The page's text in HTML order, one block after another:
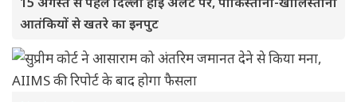
आतंकियों से खतरे का इनपुट